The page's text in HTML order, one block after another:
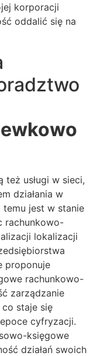
korporacji
oddalić się na
też usługi w sieci,
działania w
temu jest w stanie
rachunkowo-
lokalizacji
proponuje
rachunkowo-
zarządzanie
staje się
cyfryzacji.
księgowe
działań swoich